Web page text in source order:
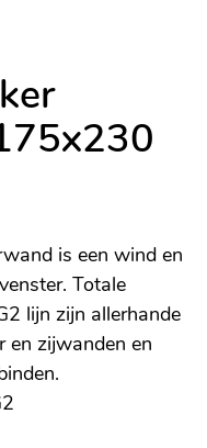
is een wind en
Totale
lijn zijn allerhande
en zijwanden en